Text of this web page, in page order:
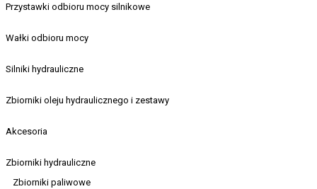
Przystawki odbioru mocy silnikowe
Wałki odbioru mocy
Silniki hydrauliczne
Zbiorniki oleju hydraulicznego i zestawy
Akcesoria
Zbiorniki hydrauliczne
Zbiorniki paliwowe